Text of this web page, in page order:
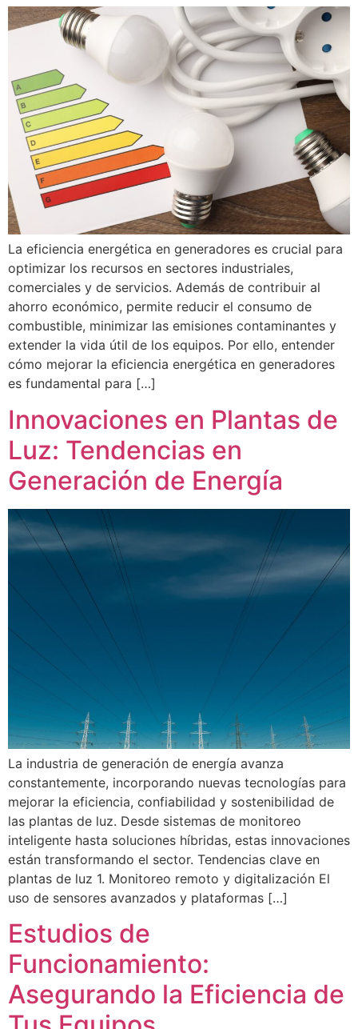
La eficiencia energética en generadores es crucial para
optimizar los recursos en sectores industriales,
comerciales y de servicios. Además de contribuir al
ahorro económico, permite reducir el consumo de
combustible, minimizar las emisiones contaminantes y
extender la vida útil de los equipos. Por ello, entender
cómo mejorar la eficiencia energética en generadores
es fundamental para […]
Innovaciones en Plantas de
Luz: Tendencias en
Generación de Energía
La industria de generación de energía avanza
constantemente, incorporando nuevas tecnologías para
mejorar la eficiencia, confiabilidad y sostenibilidad de
las plantas de luz. Desde sistemas de monitoreo
inteligente hasta soluciones híbridas, estas innovaciones
están transformando el sector. Tendencias clave en
plantas de luz 1. Monitoreo remoto y digitalización El
uso de sensores avanzados y plataformas […]
Estudios de
Funcionamiento:
Asegurando la Eficiencia de